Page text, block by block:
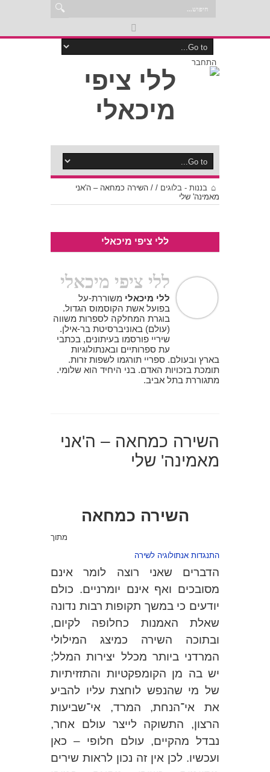
התחבר
בננות - בלוגים /
/ השירה כמחאה – ה'אני
מאמינה' שלי
ללי ציפי מיכאלי
ללי ציפי מיכאלי
ללי מיכאלי משוררת-על
בפועל אשת הקוסמוס הגדול.
בוגרת המחלקה לספרות משווה
(עולם) באוניברסיטת בר-אילן.
שיריי פורסמו בעיתונים, בכתבי
עת ספרותיים ובאנתולוגיות
בארץ ובעולם. ספריי תורגמו לשפות זרות.
תומכת בזכויות האדם. בני היחיד הוא שלומי.
מתגוררת בתל אביב.
השירה כמחאה – ה'אני
מאמינה' שלי
השירה כמחאה
מתוך
התנגדות אנתולוגיה לשירה
הדברים שאני רוצה לומר אינם
מסובכים ואף אינם יומרניים. כולם
יודעים כי במשך תקופות רבות נדונה
שאלת האמנות כחלופה לקיום,
ובתוכה השירה כמיצג המילולי
המרדני ביותר מכלל יצירות המלל;
יש בה מן הקומפקטיות והתזזיתיות
של מי שהנפש לוחצת עליו להביע
את אי־הנחת, המרד, אי־שביעות
הרצון, התשוקה לייצר עולם אחר,
נבדל מהקיים, עולם חלופי – כאן
ועכשיו. לכן אין זה נכון לראות שירים